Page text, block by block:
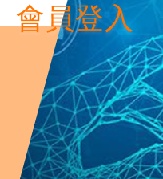
會員登入